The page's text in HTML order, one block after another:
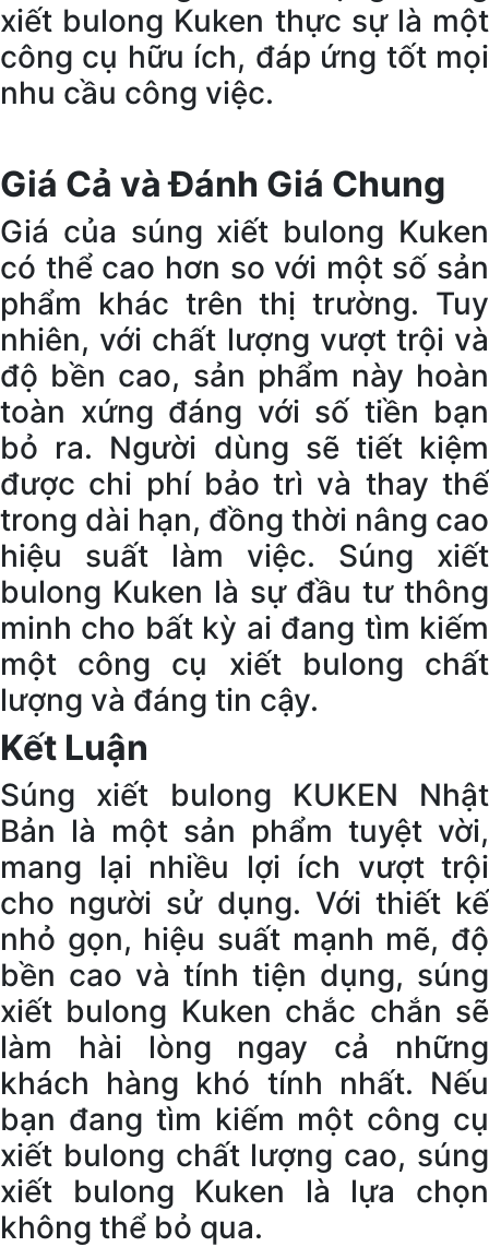
xiết bulong Kuken thực sự là một
công cụ hữu ích, đáp ứng tốt mọi
nhu cầu công việc.
Giá Cả và Đánh Giá Chung
Giá của súng xiết bulong Kuken
có thể cao hơn so với một số sản
phẩm khác trên thị trường. Tuy
nhiên, với chất lượng vượt trội và
độ bền cao, sản phẩm này hoàn
toàn xứng đáng với số tiền bạn
bỏ ra. Người dùng sẽ tiết kiệm
được chi phí bảo trì và thay thế
trong dài hạn, đồng thời nâng cao
hiệu suất làm việc. Súng xiết
bulong Kuken là sự đầu tư thông
minh cho bất kỳ ai đang tìm kiếm
một công cụ xiết bulong chất
lượng và đáng tin cậy.
Kết Luận
Súng xiết bulong KUKEN Nhật
Bản là một sản phẩm tuyệt vời,
mang lại nhiều lợi ích vượt trội
cho người sử dụng. Với thiết kế
nhỏ gọn, hiệu suất mạnh mẽ, độ
bền cao và tính tiện dụng, súng
xiết bulong Kuken chắc chắn sẽ
làm hài lòng ngay cả những
khách hàng khó tính nhất. Nếu
bạn đang tìm kiếm một công cụ
xiết bulong chất lượng cao, súng
xiết bulong Kuken là lựa chọn
không thể bỏ qua.